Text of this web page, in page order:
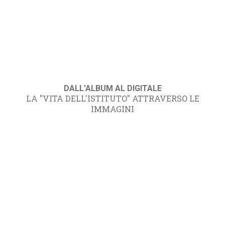
DALL'ALBUM AL DIGITALE
LA "VITA DELL'ISTITUTO" ATTRAVERSO LE
IMMAGINI